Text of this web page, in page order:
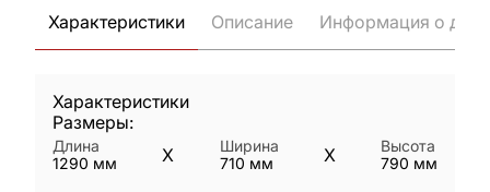
Характеристики Описание Информация о
Характеристики
Размеры:
Длина
1290 мм X
Ширина
710 мм X
Высота
790 мм